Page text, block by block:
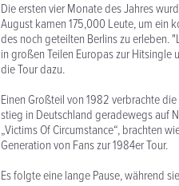
Die ersten vier Monate des Jahres
August kamen 175,000 Leute, um ein
des noch geteilten Berlins zu erleben.
in großen Teilen Europas zur Hitsingle
die Tour dazu.
Einen Großteil von 1982 verbrachte
stieg in Deutschland geradewegs auf
„Victims Of Circumstance“, brachten
Generation von Fans zur 1984er Tour.
Es folgte eine lange Pause, während